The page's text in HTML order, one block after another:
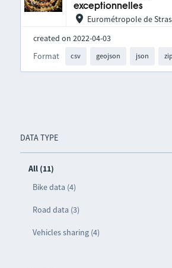
DATA TYPE
All (11)
Bike data (4)
Road data (3)
Vehicles sharing (4)
exceptionnelles
Eurométropole de
created on 2022-04-03
Format
csv geojson json